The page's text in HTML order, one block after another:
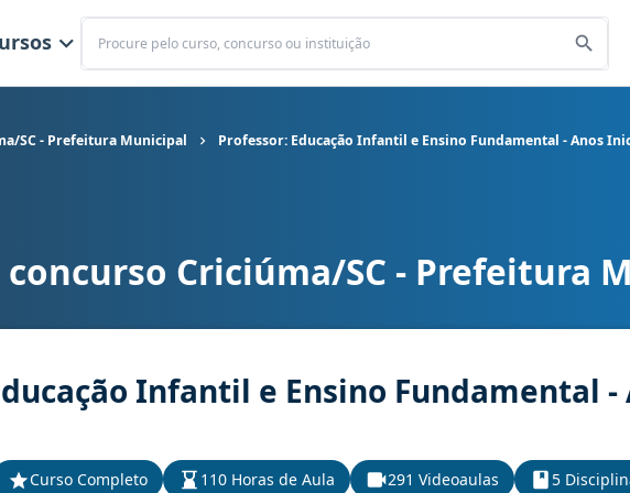
Buscar
SC - Prefeitura Municipal Professor: Educação Infantil e Ensino Fundamental - Anos
SC - Prefeitura Municipal cargo Professor: Educação Infantil e Ensino Fundamental -
concurso Criciúma/SC - Prefeitura
Infantil e Ensino Fundamental -
Curso Completo 110 Horas de Aula 291 Videoaulas 5